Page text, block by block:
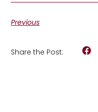
Previous
Share the Post: